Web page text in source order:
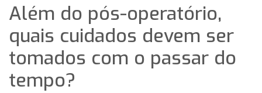
Além do pós-operatório,
quais cuidados devem ser
tomados com o passar do
tempo?